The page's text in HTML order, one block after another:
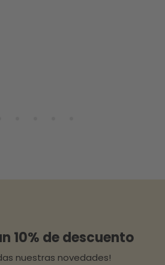
10% de descuento
nuestras novedades!